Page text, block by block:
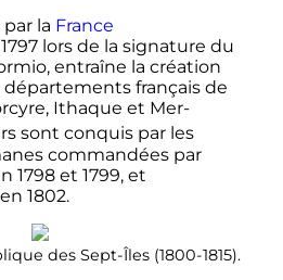
la France
lors de la signature du
entraîne la création
français de
Ithaque et Mer-
sont conquis par les
commandées par
1798 et 1799, et
1802.
des Sept-Îles (1800-1815).